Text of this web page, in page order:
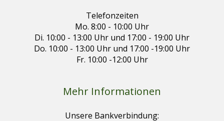
Telefonzeiten
Mo. 8:00 - 10:00 Uhr
Di. 10:00 - 13:00 Uhr und 17:00 - 19:00 Uhr
Do. 10:00 - 13:00 Uhr und 17:00 -19:00 Uhr
Fr. 10:00 -12:00 Uhr
Mehr Informationen
Unsere Bankverbindung: